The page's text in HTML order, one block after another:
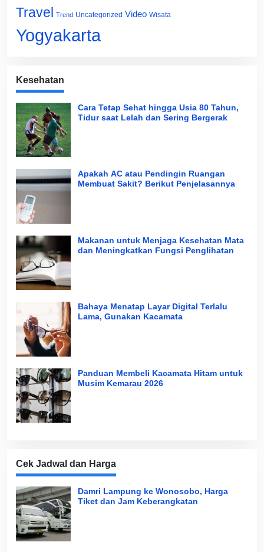
Travel Trend Uncategorized Video Wisata
Yogyakarta
Kesehatan
Cara Tetap Sehat hingga Usia 80 Tahun,
Tidur saat Lelah dan Sering Bergerak
Apakah AC atau Pendingin Ruangan
Membuat Sakit? Berikut Penjelasannya
Makanan untuk Menjaga Kesehatan Mata
dan Meningkatkan Fungsi Penglihatan
Bahaya Menatap Layar Digital Terlalu
Lama, Gunakan Kacamata
Panduan Membeli Kacamata Hitam untuk
Musim Kemarau 2026
Cek Jadwal dan Harga
Damri Lampung ke Wonosobo, Harga
Tiket dan Jam Keberangkatan